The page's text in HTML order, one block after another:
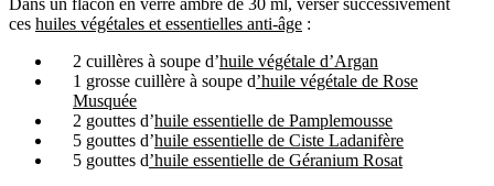
ces huiles végétales et essentielles anti-âge :
2 cuillères à soupe d’huile végétale d’Argan
1 grosse cuillère à soupe d’huile végétale de Rose
Musquée
2 gouttes d’huile essentielle de Pamplemousse
5 gouttes d’huile essentielle de Ciste Ladanifère
5 gouttes d’huile essentielle de Géranium Rosat